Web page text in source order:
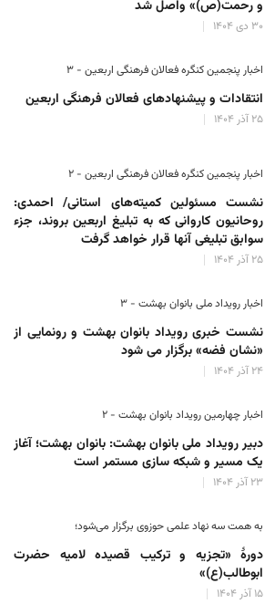
و رحمت(ص)» واصل شد
۳۰ دی ۱۴۰۴
اخبار پنجمین کنگره فعالان فرهنگی اربعین - ۳
انتقادات و پیشنهادهای فعالان فرهنگی اربعین
۲۵ آذر ۱۴۰۴
اخبار پنجمین کنگره فعالان فرهنگی اربعین - ۲
نشست مسئولین کمیته‌های استانی/ احمدی:
روحانیون کاروانی که به تبلیغ اربعین بروند، جزء
سوابق تبلیغی آنها قرار خواهد گرفت
۲۵ آذر ۱۴۰۴
اخبار رویداد ملی بانوان بهشت - ۳
نشست خبری رویداد بانوان بهشت و رونمایی از
«نشان فضه» برگزار می شود
۲۴ آذر ۱۴۰۴
اخبار چهارمین رویداد بانوان بهشت - ۲
دبیر رویداد ملی بانوان بهشت: بانوان بهشت؛ آغاز
یک مسیر و شبکه سازی مستمر است
۲۳ آذر ۱۴۰۴
به همت سه نهاد علمی حوزوی برگزار می‌شود؛
دورهٔ «تجزیه و ترکیب قصیده لامیه حضرت
ابوطالب(ع)»
۱۵ آذر ۱۴۰۴